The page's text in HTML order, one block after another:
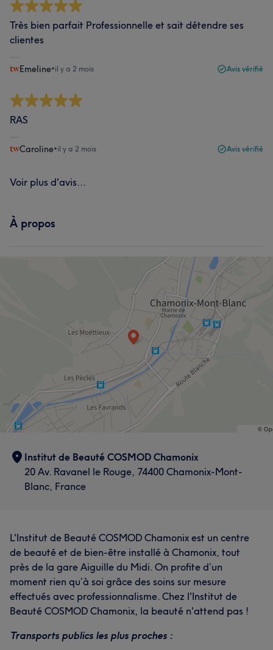
Très bien parfait Professionnelle et sait détendre ses
clientes
Emeline•il y a 2 mois Avis vérifié
RAS
Caroline•il y a 2 mois Avis vérifié
Voir plus d'avis...
À propos
Institut de Beauté COSMOD Chamonix
20 Av. Ravanel le Rouge, 74400 Chamonix-Mont-
Blanc, France
L'Institut de Beauté COSMOD Chamonix est un centre
de beauté et de bien-être installé à Chamonix, tout
près de la gare Aiguille du Midi. On profite d’un
moment rien qu’à soi grâce des soins sur mesure
effectués avec professionnalisme. Chez l'Institut de
Beauté COSMOD Chamonix, la beauté n'attend pas !
Transports publics les plus proches :